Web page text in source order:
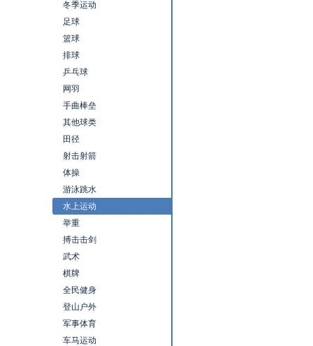
冬季运动
足球
篮球
排球
乒乓球
网羽
手曲棒垒
其他球类
田径
射击射箭
体操
游泳跳水
水上运动
举重
搏击击剑
武术
棋牌
全民健身
登山户外
军事体育
车马运动